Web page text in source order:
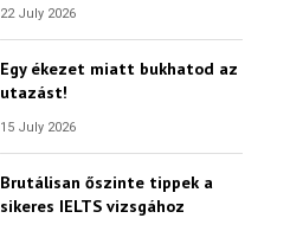
22 July 2026
Egy ékezet miatt bukhatod az
utazást!
15 July 2026
Brutálisan őszinte tippek a
sikeres IELTS vizsgához